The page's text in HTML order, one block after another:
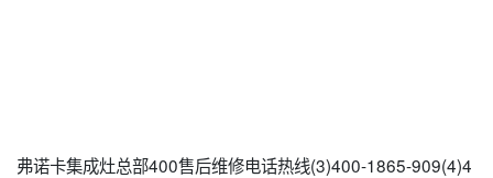
弗诺卡集成灶总部400售后维修电话热线(3)400-1865-909(4)4